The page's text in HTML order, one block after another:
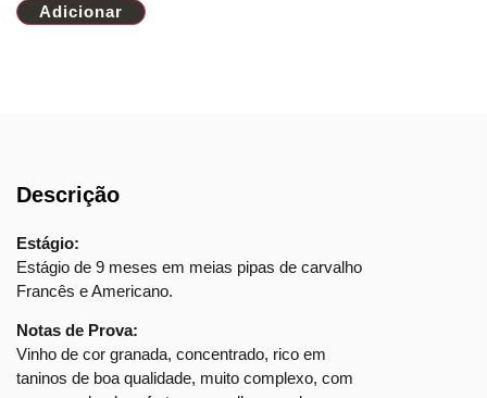
Adicionar
Descrição
Estágio:
Estágio de 9 meses em meias pipas de carvalho
Francês e Americano.
Notas de Prova:
Vinho de cor granada, concentrado, rico em
taninos de boa qualidade, muito complexo, com